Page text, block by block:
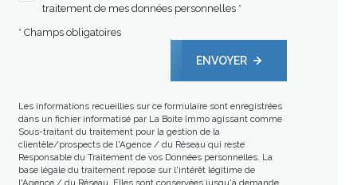
traitement de mes données personnelles *
* Champs obligatoires
ENVOYER
Les informations recueillies sur ce formulaire sont enregistrées
dans un fichier informatisé par La Boite Immo agissant comme
Sous-traitant du traitement pour la gestion de la
clientèle/prospects de l'Agence / du Réseau qui reste
Responsable du Traitement de vos Données personnelles. La
base légale du traitement repose sur l'intérêt légitime de
l'Agence / du Réseau. Elles sont conservées jusqu'à demande